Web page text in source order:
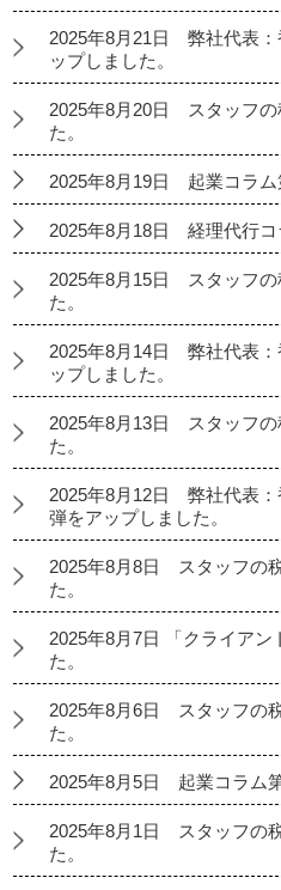
2025年8月21日 弊社代表：
ップしました。
2025年8月20日 スタッフの
た。
2025年8月19日 起業コラム
2025年8月18日 経理代行コ
2025年8月15日 スタッフの
た。
2025年8月14日 弊社代表：
ップしました。
2025年8月13日 スタッフの
た。
2025年8月12日 弊社代表：
弾をアップしました。
2025年8月8日 スタッフの
た。
2025年8月7日 「クライア
た。
2025年8月6日 スタッフの
た。
2025年8月5日 起業コラム
2025年8月1日 スタッフの
た。